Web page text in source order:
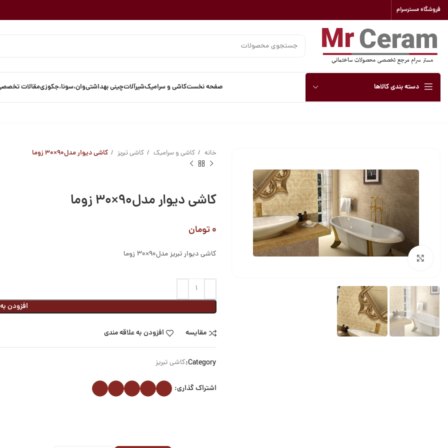
فروشگاه مسترسرام
دسته بندی کالاها صفحه نخستکاشی و سرامیکشیرآلاتچینی بهداشتیوان،سونا،جکوزیمقالات
بزرگنمایی تصویر
خانه کاشی و سرامیک کاشی تبریز کاشی دیوار مدل۹۰×۳۰ زوما
کاشی دیوار مدل۹۰×۳۰ زوما
۰تومان
کاشی دیوار تبریز مدل۹۰×۳۰ زوما
افزودن
مقایسه افزودن به علاقه مندی
Category: کاشی تبریز
اشتراک گذاری: